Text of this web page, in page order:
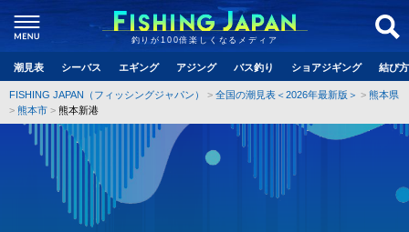
釣りが100倍楽しくなるメディア
潮見表 シーバス エギング アジング バス釣り ショアジギング 結び
FISHING JAPAN（フィッシングジャパン） 全国の潮見表＜2026年最新版＞
熊本県
熊本市
熊本新港